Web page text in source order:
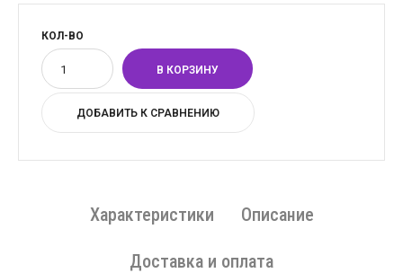
КОЛ-ВО
ДОБАВИТЬ К СРАВНЕНИЮ
Характеристики Описание
Доставка и оплата